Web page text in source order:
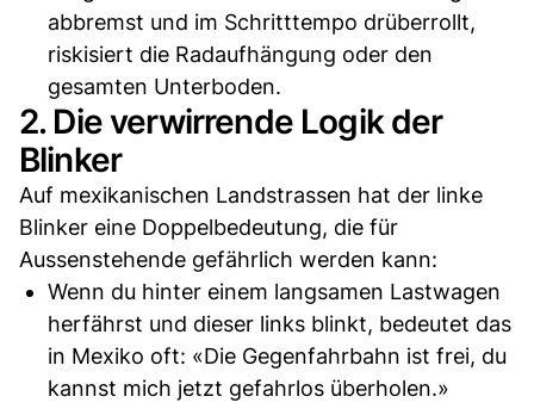
abbremst und im Schritttempo drüberrollt,
riskisiert die Radaufhängung oder den
gesamten Unterboden.
2. Die verwirrende Logik der
Blinker
Auf mexikanischen Landstrassen hat der linke
Blinker eine Doppelbedeutung, die für
Aussenstehende gefährlich werden kann:
Wenn du hinter einem langsamen Lastwagen
herfährst und dieser links blinkt, bedeutet das
in Mexiko oft: «Die Gegenfahrbahn ist frei, du
kannst mich jetzt gefahrlos überholen.»